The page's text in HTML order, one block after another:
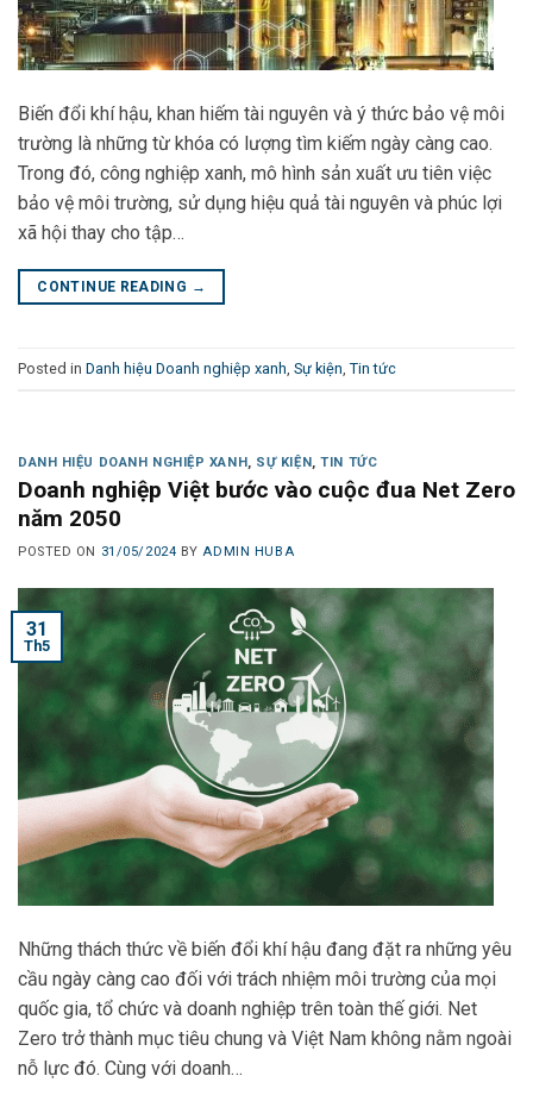
Biến đổi khí hậu, khan hiếm tài nguyên và ý thức bảo vệ môi
trường là những từ khóa có lượng tìm kiếm ngày càng cao.
Trong đó, công nghiệp xanh, mô hình sản xuất ưu tiên việc
bảo vệ môi trường, sử dụng hiệu quả tài nguyên và phúc lợi
xã hội thay cho tập…
CONTINUE READING →
Posted in Danh hiệu Doanh nghiệp xanh Sự kiện Tin tức
DANH HIỆU DOANH NGHIỆP XANH , SỰ KIỆN ,TIN TỨC
Doanh nghiệp Việt bước vào cuộc đua Net Zero
năm 2050
POSTED ON 31/05/2024 BYADMIN HUBA
31
Th5
Những thách thức về biến đổi khí hậu đang đặt ra những yêu
cầu ngày càng cao đối với trách nhiệm môi trường của mọi
quốc gia, tổ chức và doanh nghiệp trên toàn thế giới. Net
Zero trở thành mục tiêu chung và Việt Nam không nằm ngoài
nỗ lực đó. Cùng với doanh…